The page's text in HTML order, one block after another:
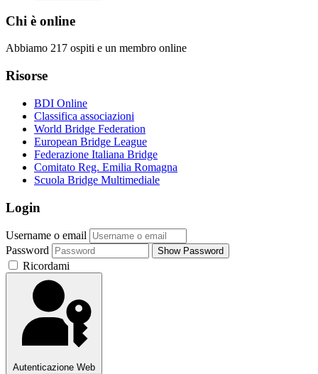
Chi è online
Abbiamo 217 ospiti e un membro online
Risorse
BDI Online
Classifica associazioni
World Bridge Federation
European Bridge League
Federazione Italiana Bridge
Comitato Reg. Emilia Romagna
Scuola Bridge Multimediale
Login
Username o email
Password
Show Password
Ricordami
Autenticazione Web